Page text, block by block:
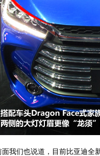
们也说道，目前比亚迪全新